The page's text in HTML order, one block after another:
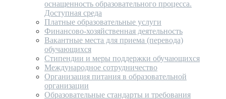
оснащенность образовательного процесса.
Доступная среда
Платные образовательные услуги
Финансово-хозяйственная деятельность
Вакантные места для приема (перевода)
обучающихся
Стипендии и меры поддержки обучающихся
Международное сотрудничество
Организация питания в образовательной
организации
Образовательные стандарты и требования